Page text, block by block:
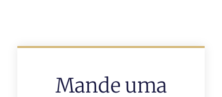
Mande uma